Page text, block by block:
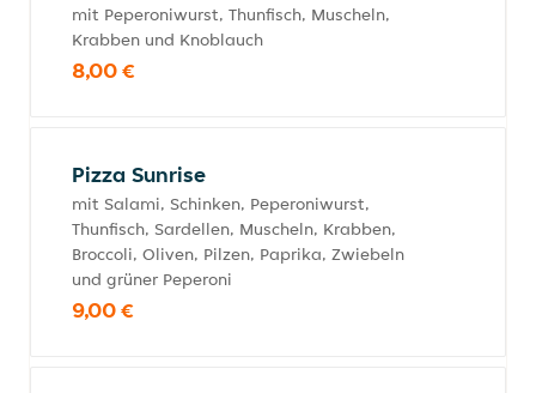
mit Peperoniwurst, Thunfisch, Muscheln,
Krabben und Knoblauch
8,00 €
Pizza Sunrise
mit Salami, Schinken, Peperoniwurst,
Thunfisch, Sardellen, Muscheln, Krabben,
Broccoli, Oliven, Pilzen, Paprika, Zwiebeln
und grüner Peperoni
9,00 €